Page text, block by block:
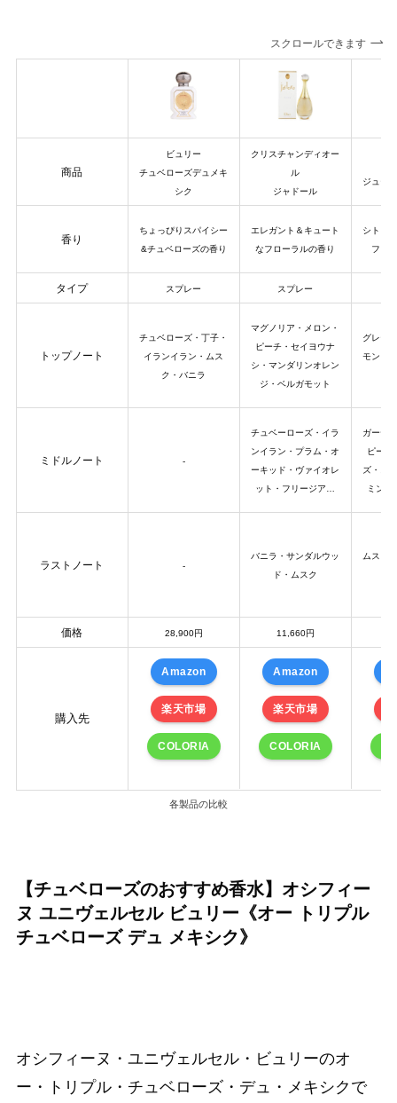
スクロールできます
商品
ビュリー
チュベローズデュメキ
シク
クリスチャンディオー
ル
ジャドール
ジュー
香り
ちょっぴりスパイシー
&チュベローズの香り
エレガント＆キュート
なフローラルの香り
シトラ
フロ
タイプ スプレー スプレー
トップノート
チュベローズ・丁子・
イランイラン・ムス
ク・バニラ
マグノリア・メロン・
ピーチ・セイヨウナ
シ・マンダリンオレン
ジ・ベルガモット
グレー
モン・
ミドルノート -
チュベーローズ・イラ
ンイラン・プラム・オ
ーキッド・ヴァイオレ
ット・フリージア…
ガーデ
ピー・
ズ・ス
ミン・
ラストノート -
バニラ・サンダルウッ
ド・ムスク
ムスク
価格 28,900円 11,660円
購入先
Amazon
楽天市場
COLORIA
Amazon
楽天市場
COLORIA
各製品の比較
【チュベローズのおすすめ香水】オシフィー
ヌ ユニヴェルセル ビュリー《オー トリプル
チュベローズ デュ メキシク》
オシフィーヌ・ユニヴェルセル・ビュリーのオ
ー・トリプル・チュベローズ・デュ・メキシクで